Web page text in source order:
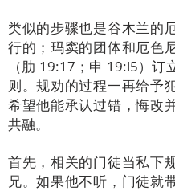
类似的步骤也是谷木兰的
行的；玛窦的团体和厄色
（肋 19:17；申 19:l5）订
则。规劝的过程一再给予
希望他能承认过错，悔改
共融。
首先，相关的门徒当私下
兄。如果他不听，门徒就